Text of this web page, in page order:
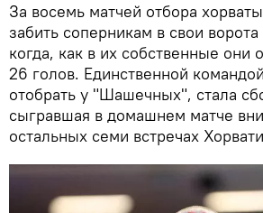
За восемь матчей отбора
забить соперникам в свои
когда, как в их собственные они
26 голов. Единственной
отобрать у "Шашечных", стала
сыгравшая в домашнем матче
остальных семи встречах